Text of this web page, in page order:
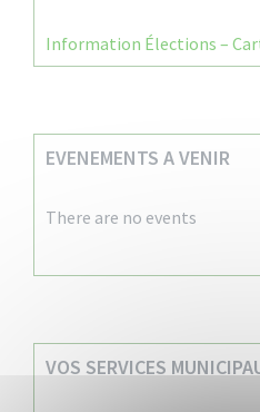
Information Élections –
EVENEMENTS A VENIR
There are no events
VOS SERVICES